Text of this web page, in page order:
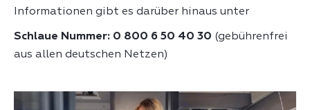
Informationen gibt es darüber hinaus unter
Schlaue Nummer: 0 800 6 50 40 30 (gebührenfrei
aus allen deutschen Netzen)